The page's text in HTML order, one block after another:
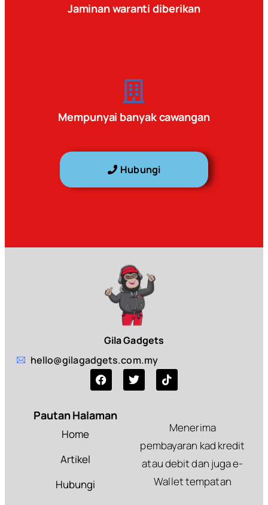
Jaminan waranti diberikan
Mempunyai banyak cawangan
Hubungi
Gila Gadgets
hello@gilagadgets.com.my
Pautan Halaman
Home
Artikel
Hubungi
Menerima
pembayaran kad kredit
atau debit dan juga e-
Wallet tempatan